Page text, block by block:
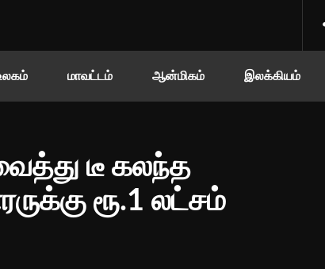
மாவட்டம் ஆன்மிகம் இலக்கியம்
டீ கலந்த
ரூ.1 லட்சம்